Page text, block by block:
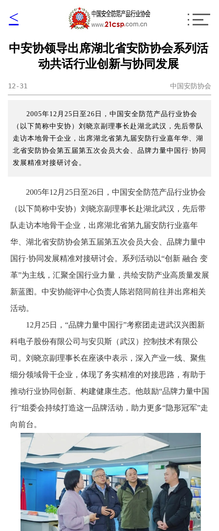
<
中安协领导出席湖北省安防协会系列活
动共话行业创新与协同发展
12-31 中国安防协会
2005年12月25日至26日，中国安全防范产品行业协会
（以下简称中安协）刘晓京副理事长赴湖北武汉，先后带队
走访本地骨干企业，出席湖北省第九届安防行业嘉年华、湖
北省安防协会第五届第五次会员大会、品牌力量中国行·协同
发展精准对接研讨会。
2005年12月25日至26日，中国安全防范产品行业协会
（以下简称中安协）刘晓京副理事长赴湖北武汉，先后带
队走访本地骨干企业，出席湖北省第九届安防行业嘉年
华、湖北省安防协会第五届第五次会员大会、品牌力量中
国行·协同发展精准对接研讨会。系列活动以“创新 融合 变
革”为主线，汇聚全国行业力量，共绘安防产业高质量发展
新蓝图。中安协能评中心负责人陈岩陪同前往并出席相关
活动。
12月25日，“品牌力量中国行”考察团走进武汉兴图新
科电子股份有限公司与安贝斯（武汉）控制技术有限公
司。刘晓京副理事长在座谈中表示，深入产业一线、聚焦
细分领域骨干企业，体现了务实精准的对接思路，有助于
推动行业协同创新、构建健康生态。他鼓励“品牌力量中国
行”组委会持续打造这一品牌活动，助力更多“隐形冠军”走
向前台。